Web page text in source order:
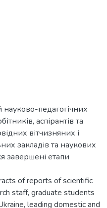
науково-педагогічних
аспірантів та
вітчизняних і
закладів та наукових
завершені етапи
of reports of scientific
staff, graduate students
leading domestic and